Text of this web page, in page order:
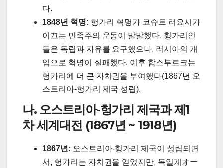
다.
1848년 혁명: 헝가리 혁명가 코슈트 러요시가
이끄는 민족주의 운동이 발발했다. 헝가리인
들은 독립과 자유를 요구했으나, 러시아의 개
입으로 혁명이 실패했다. 이후 합스부르크는
헝가리에 더 큰 자치권을 부여했다(1867년 오
스트리아-헝가리 제국 성립).
나. 오스트리아-헝가리 제국과 제1
차 세계대전 (1867년 ~ 1918년)
1867년: 오스트리아-헝가리 제국이 성립되면
서, 헝가리는 자치권을 얻었지만, 독일계オー